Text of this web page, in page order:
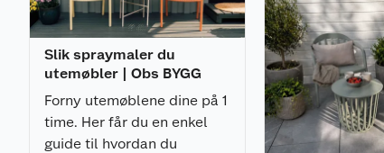
Slik spraymaler du
utemøbler | Obs BYGG
Forny utemøblene dine på 1
time. Her får du en enkel
guide til hvordan du